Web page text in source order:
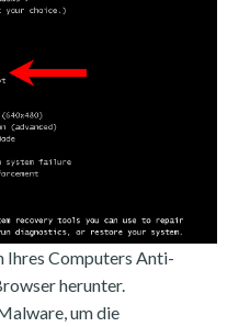
Ihres Computers Anti-
herunter.
um die